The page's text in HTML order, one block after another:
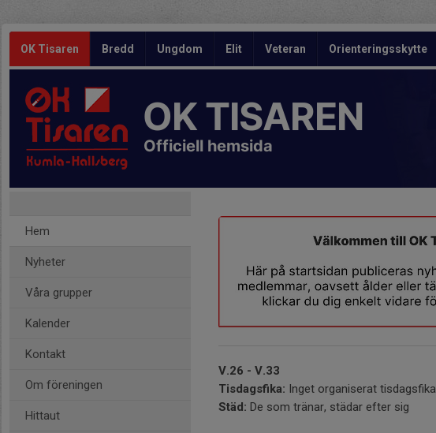
OK Tisaren Bredd Ungdom Elit Veteran Orienteringsskytte
OK TISAREN
Officiell hemsida
Hem
Nyheter
Våra grupper
Kalender
Kontakt
Om föreningen
Hittaut
V.26 - V.33
Tisdagsfika: Inget organiserat tisdagsfika
Städ: De som tränar, städar efter sig